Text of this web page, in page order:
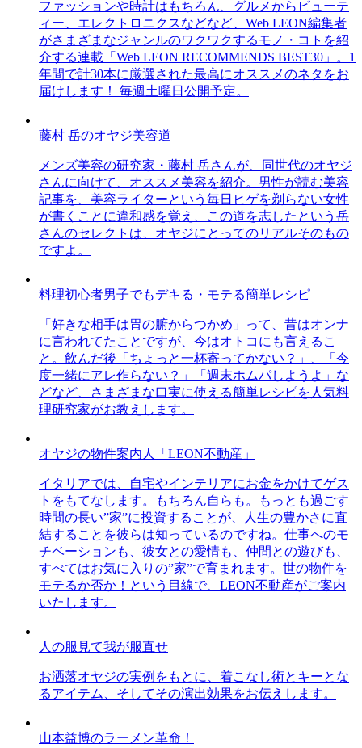
ファッションや時計はもちろん、グルメからビューテ
ィー、エレクトロニクスなどなど、Web LEON編集者
がさまざまなジャンルのワクワクするモノ・コトを紹
介する連載「Web LEON RECOMMENDS BEST30」。1
年間で計30本に厳選された最高にオススメのネタをお
届けします！ 毎週土曜日公開予定。
藤村 岳のオヤジ美容道
メンズ美容の研究家・藤村 岳さんが、同世代のオヤジ
さんに向けて、オススメ美容を紹介。男性が読む美容
記事を、美容ライターという毎日ヒゲを剃らない女性
が書くことに違和感を覚え、この道を志したという岳
さんのセレクトは、オヤジにとってのリアルそのもの
ですよ。
料理初心者男子でもデキる・モテる簡単レシピ
「好きな相手は胃の腑からつかめ」って、昔はオンナ
に言われてたことですが、今はオトコにも言えるこ
と。飲んだ後「ちょっと一杯寄ってかない？」、「今
度一緒にアレ作らない？」「週末ホムパしようよ」な
どなど、さまざまな口実に使える簡単レシピを人気料
理研究家がお教えします。
オヤジの物件案内人「LEON不動産」
イタリアでは、自宅やインテリアにお金をかけてゲス
トをもてなします。もちろん自らも。もっとも過ごす
時間の長い”家”に投資することが、人生の豊かさに直
結することを彼らは知っているのですね。仕事へのモ
チベーションも、彼女との愛情も、仲間との遊びも、
すべてはお気に入りの”家”で育まれます。世の物件を
モテるか否か！という目線で、LEON不動産がご案内
いたします。
人の服見て我が服直せ
お洒落オヤジの実例をもとに、着こなし術とキーとな
るアイテム、そしてその演出効果をお伝えします。
山本益博のラーメン革命！